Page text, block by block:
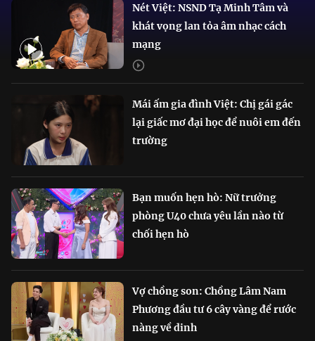
Nét Việt: NSND Tạ Minh Tâm và
khát vọng lan tỏa âm nhạc cách
mạng
Mái ấm gia đình Việt: Chị gái gác
lại giấc mơ đại học để nuôi em đến
trường
Bạn muốn hẹn hò: Nữ trưởng
phòng U40 chưa yêu lần nào từ
chối hẹn hò
Vợ chồng son: Chồng Lâm Nam
Phương đầu tư 6 cây vàng để rước
nàng về dinh